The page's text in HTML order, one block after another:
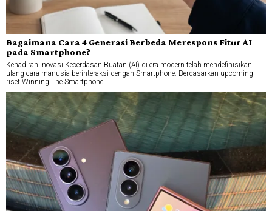
Bagaimana Cara 4 Generasi Berbeda Merespons Fitur AI
pada Smartphone?
Kehadiran inovasi Kecerdasan Buatan (AI) di era modern telah mendefinisikan
ulang cara manusia berinteraksi dengan Smartphone. Berdasarkan upcoming
riset Winning The Smartphone